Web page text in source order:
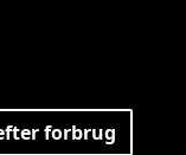
forbrug